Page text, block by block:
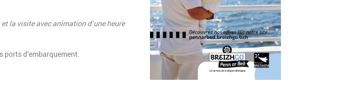
la visite avec animation d’une heure
ports d'embarquement.